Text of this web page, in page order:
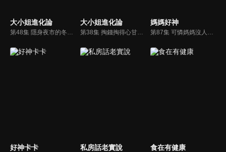
大小姐進化論 大小姐進化論
第38集 掏錢掏得心甘情願？叫賣達人的神奇話術讓小甜甜理智線斷裂！？
媽媽好神
好神卡卡 私房話老實說 食在有健康